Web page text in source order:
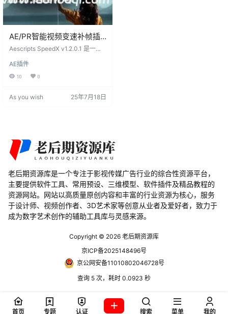
AE/PR智能视频变速补帧插
帧慢动作插件 Aescripts
Aescripts SpeedX v1.2.0.1 是一款
旨在通过智能插值帧间额外图像来
加速或减慢视频播放速度。 AE/PR
理的质量和效率。 视频速度调整：
AE插件
10 0
As you wish 25年7月18日
老后期资源库是一个专注于影视传媒广告行业的综合性资源平台，
主要提供软件工具、常用预设、三维模型、软件插件及精品教程的
资源网站。网站以高质量原创内容和丰富的行业资源为核心，服务
于设计师、视频创作者、3D艺术家等创意从业者及爱好者，致力于
成为数字艺术创作的辅助工具库与灵感来源。
Copyright © 2026 老后期资源库
京ICP备2025148496号
京公网安备11010802046728号
查询 5 次，耗时 0.0923 秒
首页 专题 认证 搜索 菜单 我的